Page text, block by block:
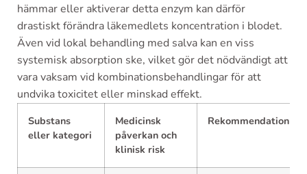
hämmar eller aktiverar detta enzym kan därför
drastiskt förändra läkemedlets koncentration i blodet.
Även vid lokal behandling med salva kan en viss
systemisk absorption ske, vilket gör det nödvändigt att
vara vaksam vid kombinationsbehandlingar för att
undvika toxicitet eller minskad effekt.
Substans
eller kategori
Medicinsk
påverkan och
klinisk risk
Rekommendation